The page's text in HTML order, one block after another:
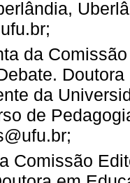
da
da
de
Comissão